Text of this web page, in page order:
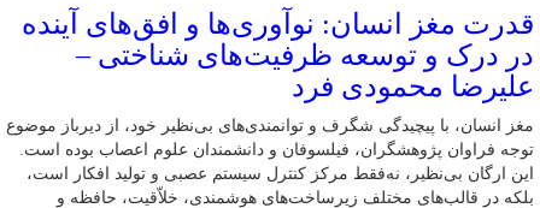
قدرت مغز انسان: نوآوری‌ها و افق‌های آینده
در درک و توسعه ظرفیت‌های شناختی –
علیرضا محمودی فرد
مغز انسان، با پیچیدگی شگرف و توانمندی‌های بی‌نظیر خود، از دیرباز موضوع
توجه فراوان پژوهشگران، فیلسوفان و دانشمندان علوم اعصاب بوده است.
این ارگان بی‌نظیر، نه‌فقط مرکز کنترل سیستم عصبی و تولید افکار است،
بلکه در قالب‌های مختلف زیرساخت‌های هوشمندی، خلاّقیت، حافظه و